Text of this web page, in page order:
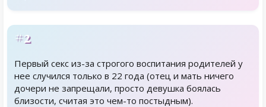
#2
Первый секс из-за строгого воспитания родителей у
нее случился только в 22 года (отец и мать ничего
дочери не запрещали, просто девушка боялась
близости, считая это чем-то постыдным).